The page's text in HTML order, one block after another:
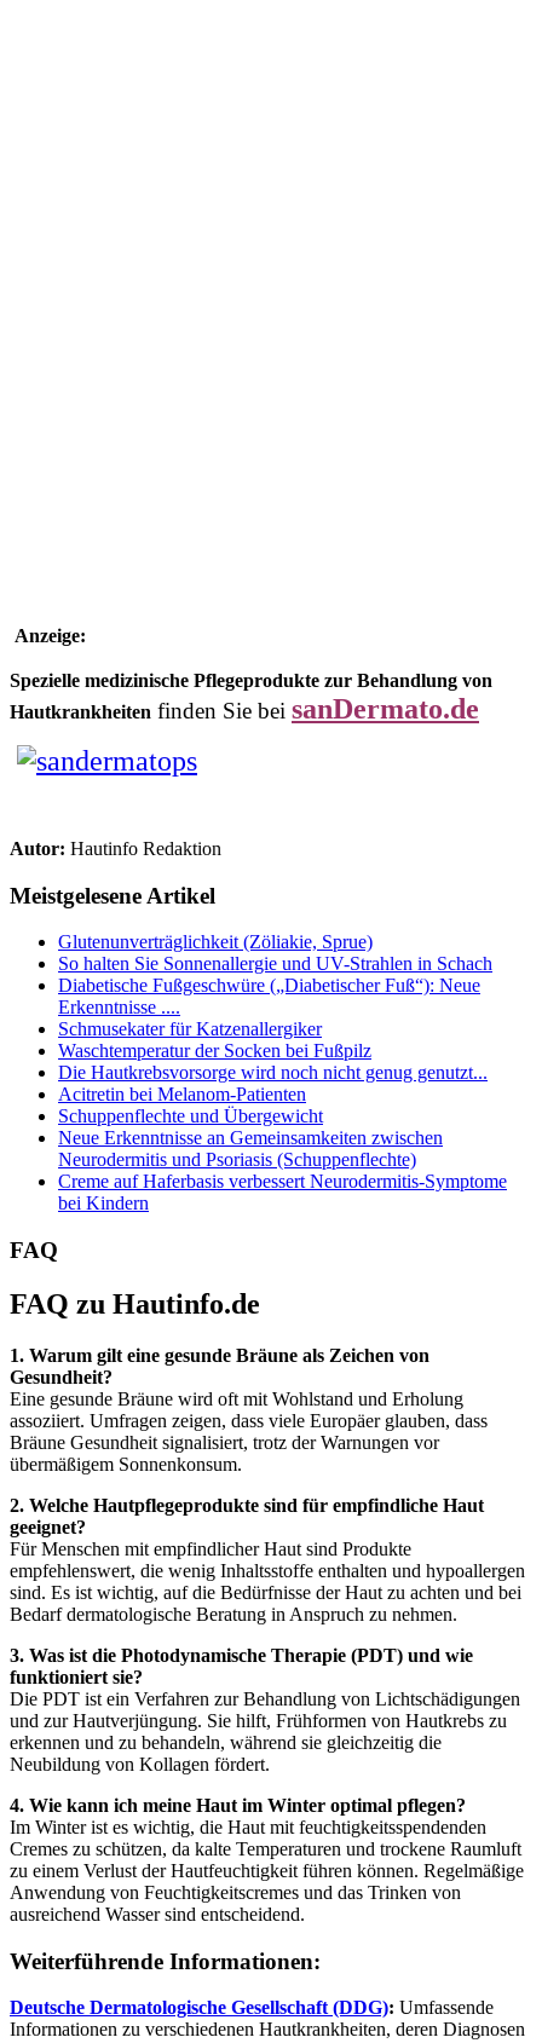
Anzeige:
Spezielle medizinische Pflegeprodukte zur Behandlung von
Hautkrankheiten finden Sie bei sanDermato.de
Autor: Hautinfo Redaktion
Meistgelesene Artikel
Glutenunverträglichkeit (Zöliakie, Sprue)
So halten Sie Sonnenallergie und UV-Strahlen in Schach
Diabetische Fußgeschwüre („Diabetischer Fuß“): Neue
Erkenntnisse ....
Schmusekater für Katzenallergiker
Waschtemperatur der Socken bei Fußpilz
Die Hautkrebsvorsorge wird noch nicht genug genutzt...
Acitretin bei Melanom-Patienten
Schuppenflechte und Übergewicht
Neue Erkenntnisse an Gemeinsamkeiten zwischen
Neurodermitis und Psoriasis (Schuppenflechte)
Creme auf Haferbasis verbessert Neurodermitis-Symptome
bei Kindern
FAQ
FAQ zu Hautinfo.de
1. Warum gilt eine gesunde Bräune als Zeichen von
Gesundheit?
Eine gesunde Bräune wird oft mit Wohlstand und Erholung
assoziiert. Umfragen zeigen, dass viele Europäer glauben, dass
Bräune Gesundheit signalisiert, trotz der Warnungen vor
übermäßigem Sonnenkonsum.
2. Welche Hautpflegeprodukte sind für empfindliche Haut
geeignet?
Für Menschen mit empfindlicher Haut sind Produkte
empfehlenswert, die wenig Inhaltsstoffe enthalten und hypoallergen
sind. Es ist wichtig, auf die Bedürfnisse der Haut zu achten und bei
Bedarf dermatologische Beratung in Anspruch zu nehmen.
3. Was ist die Photodynamische Therapie (PDT) und wie
funktioniert sie?
Die PDT ist ein Verfahren zur Behandlung von Lichtschädigungen
und zur Hautverjüngung. Sie hilft, Frühformen von Hautkrebs zu
erkennen und zu behandeln, während sie gleichzeitig die
Neubildung von Kollagen fördert.
4. Wie kann ich meine Haut im Winter optimal pflegen?
Im Winter ist es wichtig, die Haut mit feuchtigkeitsspendenden
Cremes zu schützen, da kalte Temperaturen und trockene Raumluft
zu einem Verlust der Hautfeuchtigkeit führen können. Regelmäßige
Anwendung von Feuchtigkeitscremes und das Trinken von
ausreichend Wasser sind entscheidend.
Weiterführende Informationen:
Deutsche Dermatologische Gesellschaft (DDG): Umfassende
Informationen zu verschiedenen Hautkrankheiten, deren Diagnosen